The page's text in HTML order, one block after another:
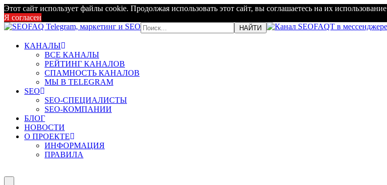
Этот сайт использует файлы cookie. Продолжая использовать этот сайт, вы соглашаетесь на их использование
Я согласен
КАНАЛЫ
ВСЕ КАНАЛЫ
РЕЙТИНГ КАНАЛОВ
СПАМНОСТЬ КАНАЛОВ
МЫ В TELEGRAM
SEO
SEO-СПЕЦИАЛИСТЫ
SEO-КОМПАНИИ
БЛОГ
НОВОСТИ
О ПРОЕКТЕ
ИНФОРМАЦИЯ
ПРАВИЛА